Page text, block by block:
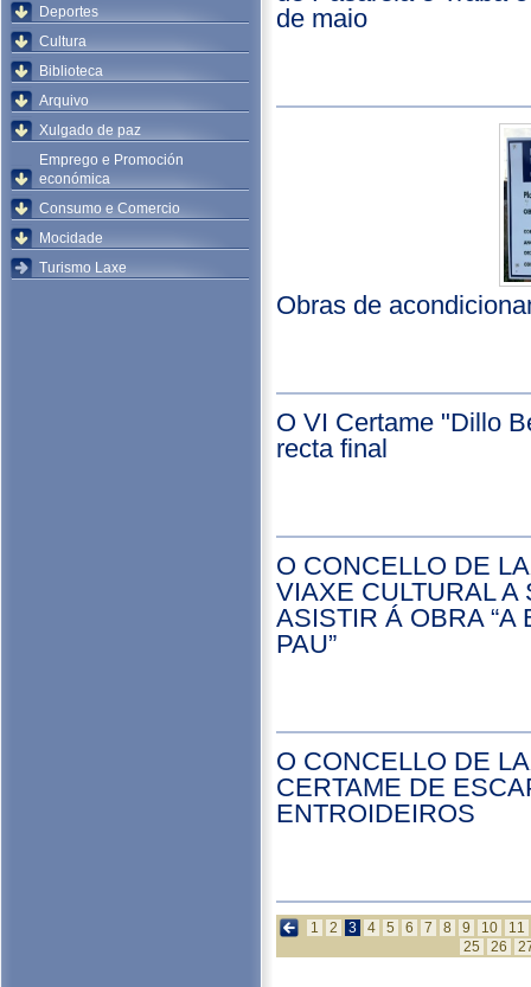
Deportes
Cultura
Biblioteca
Arquivo
Xulgado de paz
Emprego e Promoción
económica
Consumo e Comercio
Mocidade
Turismo Laxe
de maio
Obras de
O VI Certame "Dillo
recta final
O CONCELLO DE
VIAXE CULTURAL A
ASISTIR Á OBRA “A
PAU”
O CONCELLO DE
CERTAME DE
ENTROIDEIROS
1 2 3 4 5 6 7 8 9 10
11
25
26